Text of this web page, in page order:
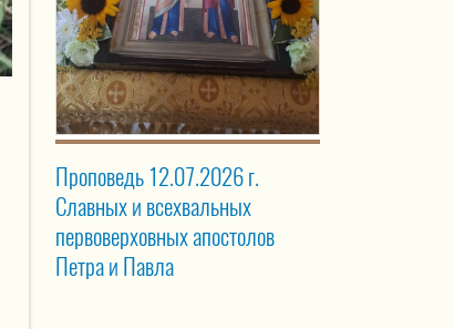
Проповедь 12.07.2026 г.
Славных и всехвальных
первоверховных апостолов
Петра и Павла